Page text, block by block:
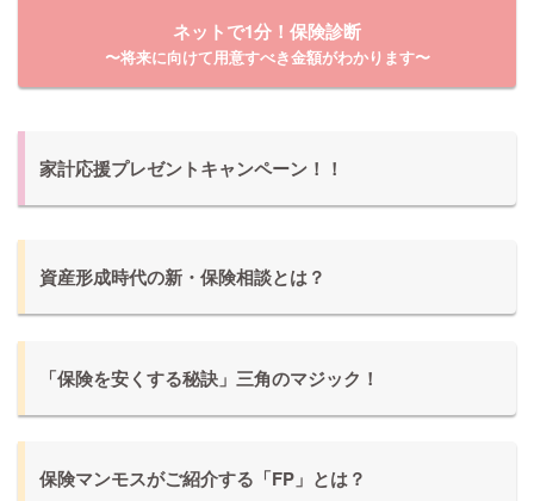
ネットで1分！保険診断
〜将来に向けて用意すべき金額がわかります〜
家計応援プレゼントキャンペーン！！
資産形成時代の新・保険相談とは？
「保険を安くする秘訣」三角のマジック！
保険マンモスがご紹介する「FP」とは？